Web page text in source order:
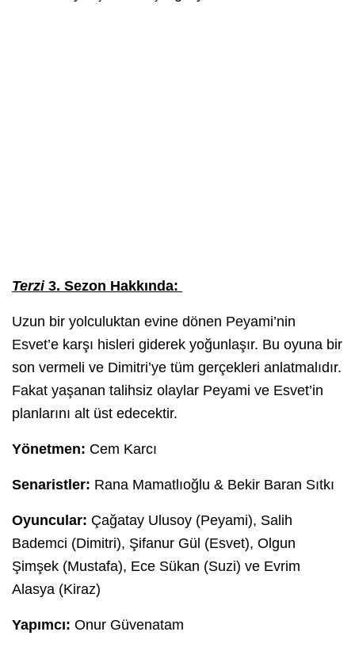
Terzi 3. Sezon Hakkında:
Uzun bir yolculuktan evine dönen Peyami’nin
Esvet’e karşı hisleri giderek yoğunlaşır. Bu oyuna bir
son vermeli ve Dimitri’ye tüm gerçekleri anlatmalıdır.
Fakat yaşanan talihsiz olaylar Peyami ve Esvet’in
planlarını alt üst edecektir.
Yönetmen: Cem Karcı
Senaristler: Rana Mamatlıoğlu & Bekir Baran Sıtkı
Oyuncular: Çağatay Ulusoy (Peyami), Salih
Bademci (Dimitri), Şifanur Gül (Esvet), Olgun
Şimşek (Mustafa), Ece Sükan (Suzi) ve Evrim
Alasya (Kiraz)
Yapımcı: Onur Güvenatam